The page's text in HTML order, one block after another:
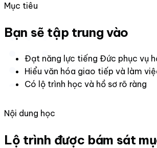
Mục tiêu
Bạn sẽ tập trung vào
Đạt năng lực tiếng Đức phục vụ
Hiểu văn hóa giao tiếp và làm
Có lộ trình học và hồ sơ rõ ràng
Nội dung học
Lộ trình được bám sát